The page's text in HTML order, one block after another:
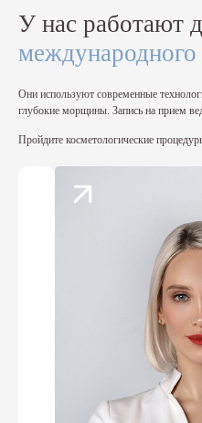
У нас работают
международного
Они используют современные
глубокие морщины. Запись на прием
Пройдите косметологические